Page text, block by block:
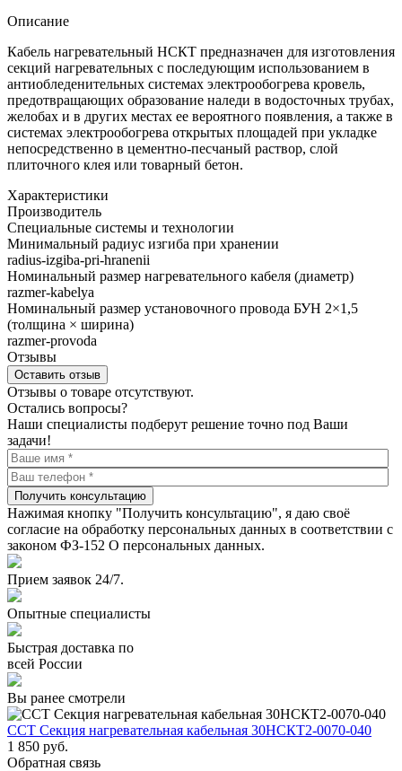
Описание
Кабель нагревательный НСКТ предназначен для изготовления
секций нагревательных с последующим использованием в
антиобледенительных системах электрообогрева кровель,
предотвращающих образование наледи в водосточных трубах,
желобах и в других местах ее вероятного появления, а также в
системах электрообогрева открытых площадей при укладке
непосредственно в цементно-песчаный раствор, слой
плиточного клея или товарный бетон.
Характеристики
Производитель
Специальные системы и технологии
Минимальный радиус изгиба при хранении
radius-izgiba-pri-hranenii
Номинальный размер нагревательного кабеля (диаметр)
razmer-kabelya
Номинальный размер установочного провода БУН 2×1,5
(толщина × ширина)
razmer-provoda
Отзывы
Оставить отзыв
Отзывы о товаре отсутствуют.
Остались вопросы?
Наши специалисты подберут решение точно под Ваши
задачи!
Получить консультацию
Нажимая кнопку "Получить консультацию", я даю своё
согласие на обработку персональных данных в соответствии с
законом ФЗ-152 О персональных данных.
Прием заявок 24/7.
Опытные специалисты
Быстрая доставка по
всей России
Вы ранее смотрели
ССТ Секция нагревательная кабельная 30НСКТ2-0070-040
1 850 руб.
Обратная связь